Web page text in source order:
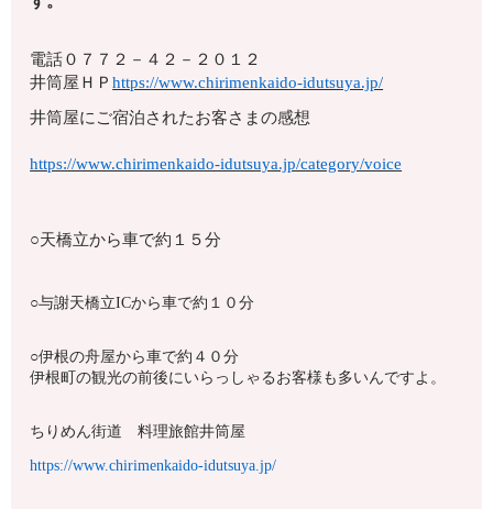
電話０７７２－４２－２０１２
井筒屋ＨＰhttps://www.chirimenkaido-idutsuya.jp/
井筒屋にご宿泊されたお客さまの感想
https://www.chirimenkaido-idutsuya.jp/category/voice
○天橋立から車で約１５分
○与謝天橋立ICから車で約１０分
○伊根の舟屋から車で約４０分
伊根町の観光の前後にいらっしゃるお客様も多いんですよ。
ちりめん街道 料理旅館井筒屋
https://www.chirimenkaido-idutsuya.jp/